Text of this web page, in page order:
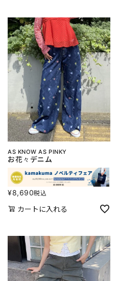
AS KNOW AS PINKY
お花々デニム
¥8,690税込
カートに入れる